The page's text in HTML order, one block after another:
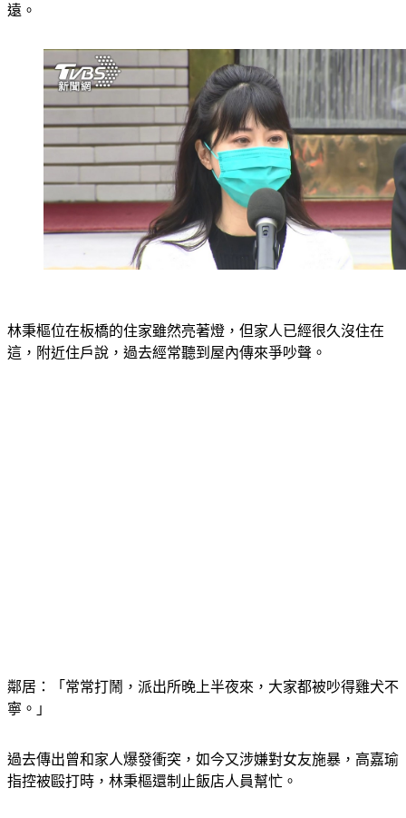
遠。
林秉樞位在板橋的住家雖然亮著燈，但家人已經很久沒住在
這，附近住戶說，過去經常聽到屋內傳來爭吵聲。
鄰居：「常常打鬧，派出所晚上半夜來，大家都被吵得雞犬不
寧。」
過去傳出曾和家人爆發衝突，如今又涉嫌對女友施暴，高嘉瑜
指控被毆打時，林秉樞還制止飯店人員幫忙。